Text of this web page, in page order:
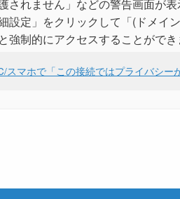
されません」などの警告画面が
設定」をクリックして「(ドメイ
強制的にアクセスすることがで
スマホで「この接続ではプライバシ